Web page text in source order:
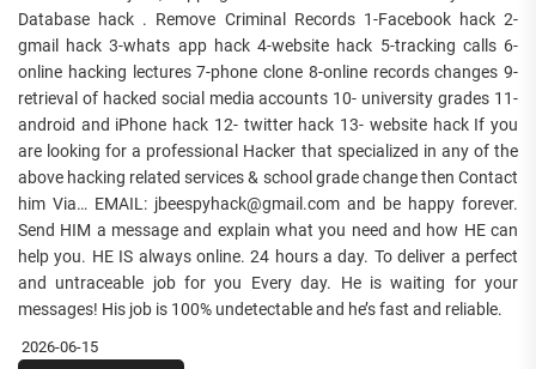
Database hack . Remove Criminal Records 1-Facebook hack 2-
gmail hack 3-whats app hack 4-website hack 5-tracking calls 6-
online hacking lectures 7-phone clone 8-online records changes 9-
retrieval of hacked social media accounts 10- university grades 11-
android and iPhone hack 12- twitter hack 13- website hack If you
are looking for a professional Hacker that specialized in any of the
above hacking related services & school grade change then Contact
him Via… EMAIL: jbeespyhack@gmail.com and be happy forever.
Send HIM a message and explain what you need and how HE can
help you. HE IS always online. 24 hours a day. To deliver a perfect
and untraceable job for you Every day. He is waiting for your
messages! His job is 100% undetectable and he’s fast and reliable.
2026-06-15